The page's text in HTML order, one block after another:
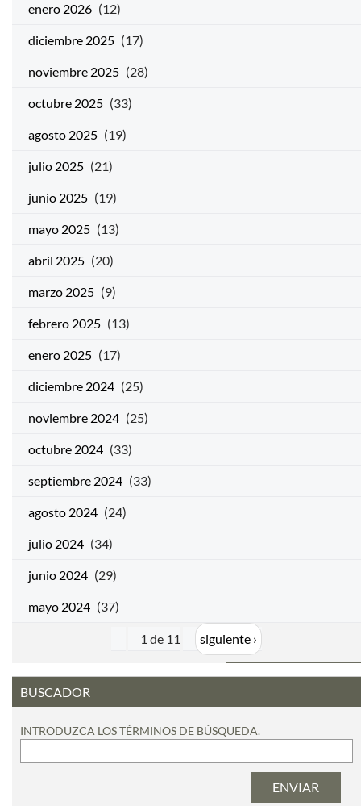
enero 2026 (12)
diciembre 2025 (17)
noviembre 2025 (28)
octubre 2025 (33)
agosto 2025 (19)
julio 2025 (21)
junio 2025 (19)
mayo 2025 (13)
abril 2025 (20)
marzo 2025 (9)
febrero 2025 (13)
enero 2025 (17)
diciembre 2024 (25)
noviembre 2024 (25)
octubre 2024 (33)
septiembre 2024 (33)
agosto 2024 (24)
julio 2024 (34)
junio 2024 (29)
mayo 2024 (37)
1 de 11 siguiente ›
BUSCADOR
INTRODUZCA LOS TÉRMINOS DE BÚSQUEDA.